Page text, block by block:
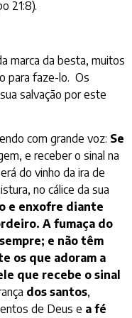
21:8).
marca da besta, muitos
para faze-lo. Os
salvação por este
com grande voz: Se
e receber o sinal na
do vinho da ira de
no cálice da sua
e enxofre diante
A fumaça do
e não têm
os que adoram a
que recebe o sinal
dos santos,
de Deus e a fé